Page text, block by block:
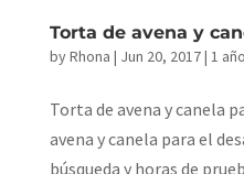
Torta de avena y
byRhona | Jun 20, 2017| 1 año
Torta de avena y canela
avena y canela para el
búsqueda y horas de